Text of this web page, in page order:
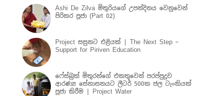
Ashi De Zilva මිතුරියගේ උපන්දිනය වෙනුවෙන්
පිරිකර පූජා (Part 02)
Project සසුනට එළියක් | The Next Step –
Support for Piriven Education
ෆේස්බුක් මිතුරන්ගේ එකතුවෙන් පරප්පුදූව
ආරණ්‍ය සේනාසනයට ලීටර් 500ක ජල ටැංකියක්
පූජා කිරීම | Project Water